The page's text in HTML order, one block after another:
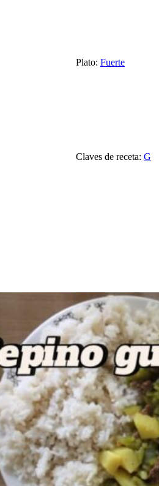
Plato: Fuerte
Claves de receta: G